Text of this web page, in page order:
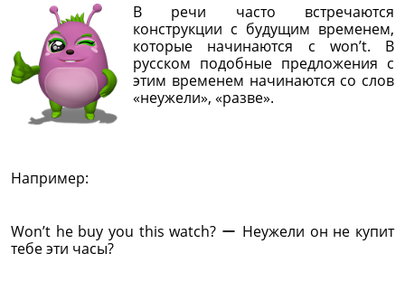
В речи часто встречаются
конструкции с будущим временем,
которые начинаются с won’t. В
русском подобные предложения с
этим временем начинаются со слов
«неужели», «разве».
Например:
Won’t he buy you this watch? ー Неужели он не купит
тебе эти часы?